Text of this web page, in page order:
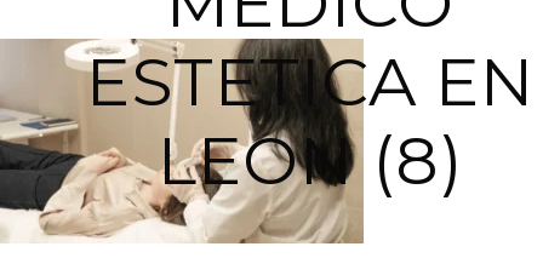
ESTETICA EN
LEON (8)